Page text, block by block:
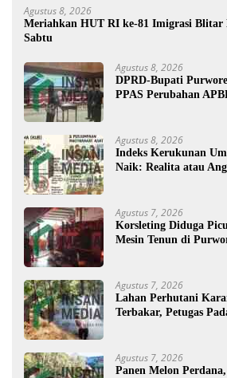
Agustus 8, 2026
Meriahkan HUT RI ke-81 Imigrasi Blitar
Sabtu
Agustus 8, 2026
DPRD-Bupati
PPAS Perubahan
Agustus 8, 2026
Indeks Kerukunan
Naik: Realita atau
Agustus 7, 2026
Korsleting Diduga
Mesin Tenun di
Agustus 7, 2026
Lahan Perhutani
Terbakar, Petugas
Agustus 7, 2026
Panen Melon